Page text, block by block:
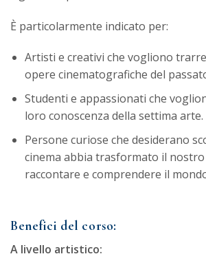
È particolarmente indicato per:
Artisti e creativi che vogliono
opere cinematografiche del
Studenti e appassionati che
loro conoscenza della settima arte.
Persone curiose che desiderano
cinema abbia trasformato il
raccontare e comprendere il
Benefici del corso:
A livello artistico: